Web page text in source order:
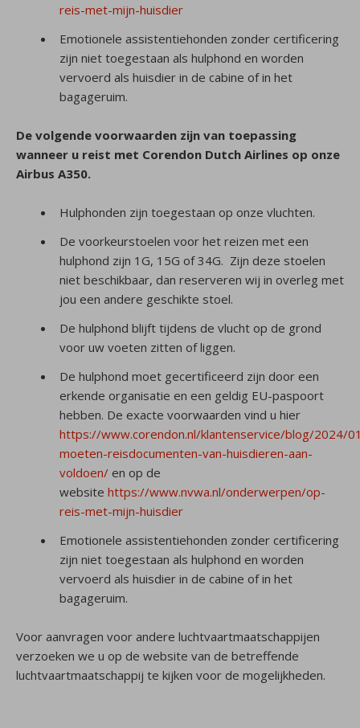
reis-met-mijn-huisdier
Emotionele assistentiehonden zonder certificering
zijn niet toegestaan als hulphond en worden
vervoerd als huisdier in de cabine of in het
bagageruim.
De volgende voorwaarden zijn van toepassing
wanneer u reist met Corendon Dutch Airlines op onze
Airbus A350.
Hulphonden zijn toegestaan op onze vluchten.
De voorkeurstoelen voor het reizen met een
hulphond zijn 1G, 15G of 34G. Zijn deze stoelen
niet beschikbaar, dan reserveren wij in overleg met
jou een andere geschikte stoel.
De hulphond blijft tijdens de vlucht op de grond
voor uw voeten zitten of liggen.
De hulphond moet gecertificeerd zijn door een
erkende organisatie en een geldig EU-paspoort
hebben. De exacte voorwaarden vind u hier
https://www.corendon.nl/klantenservice/blog/2024/
moeten-reisdocumenten-van-huisdieren-aan-
voldoen/ en op de
website https://www.nvwa.nl/onderwerpen/op-
reis-met-mijn-huisdier
Emotionele assistentiehonden zonder certificering
zijn niet toegestaan als hulphond en worden
vervoerd als huisdier in de cabine of in het
bagageruim.
Voor aanvragen voor andere luchtvaartmaatschappijen
verzoeken we u op de website van de betreffende
luchtvaartmaatschappij te kijken voor de mogelijkheden.